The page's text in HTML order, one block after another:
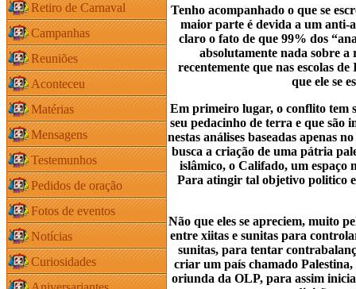
Retiro de Carnaval
Campanhas
Reuniões
Aconteceu
Matérias
Mensagens
Testemunhos
Pedidos de oração
Fotos de eventos
Notícias
Curiosidades
Tenho acompanhado o que se
maior parte é devida a um anti-
claro o fato de que 99% dos
absolutamente nada sobre
recentemente que nas escolas
que ele se
Em primeiro lugar, o conflito tem
seu pedacinho de terra e que são
nestas análises baseadas apenas
busca a criação de uma pátria
islâmico, o Califado, um espaço
Para atingir tal objetivo politico e
Não que eles se apreciem, muito
entre xiitas e sunitas para
sunitas, para tentar
criar um país chamado
oriunda da OLP, para assim